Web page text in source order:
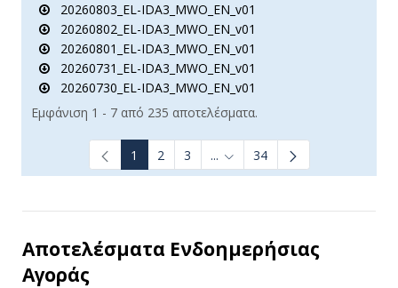
20260803_EL-IDA3_MWO_EN_v01
20260802_EL-IDA3_MWO_EN_v01
20260801_EL-IDA3_MWO_EN_v01
20260731_EL-IDA3_MWO_EN_v01
20260730_EL-IDA3_MWO_EN_v01
Εμφάνιση 1 - 7 από 235 αποτελέσματα.
1 2 3 ... Ενδιάμεσες σελίδες Use
34
Αποτελέσματα Ενδοημερήσιας
Αγοράς